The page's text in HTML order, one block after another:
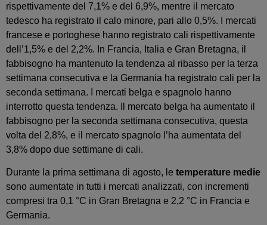
rispettivamente del 7,1% e del 6,9%, mentre il mercato
tedesco ha registrato il calo minore, pari allo 0,5%. I mercati
francese e portoghese hanno registrato cali rispettivamente
dell’1,5% e del 2,2%. In Francia, Italia e Gran Bretagna, il
fabbisogno ha mantenuto la tendenza al ribasso per la terza
settimana consecutiva e la Germania ha registrato cali per la
seconda settimana. I mercati belga e spagnolo hanno
interrotto questa tendenza. Il mercato belga ha aumentato il
fabbisogno per la seconda settimana consecutiva, questa
volta del 2,8%, e il mercato spagnolo l’ha aumentata del
3,8% dopo due settimane di cali.
Durante la prima settimana di agosto, le temperature medie
sono aumentate in tutti i mercati analizzati, con incrementi
compresi tra 0,1 °C in Gran Bretagna e 2,2 °C in Francia e
Germania.